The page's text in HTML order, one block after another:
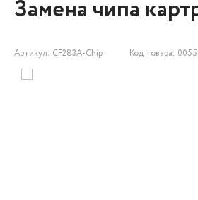
Замена чипа
Артикул: CF283A-Chip Код товара: